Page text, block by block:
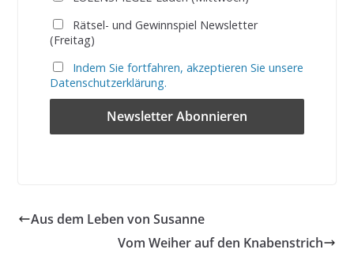
Rätsel- und Gewinnspiel Newsletter
(Freitag)
Indem Sie fortfahren, akzeptieren Sie unsere
Datenschutzerklärung.
Aus dem Leben von Susanne
Vom Weiher auf den Knabenstrich